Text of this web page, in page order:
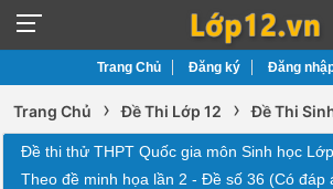
Trang Chủ Đăng ký Đăng
Trang Chủ › Đề Thi Lớp 12 › Đề Thi
Đề thi thử THPT Quốc gia môn Sinh học
Theo đề minh họa lần 2 - Đề số 36 (Có đáp